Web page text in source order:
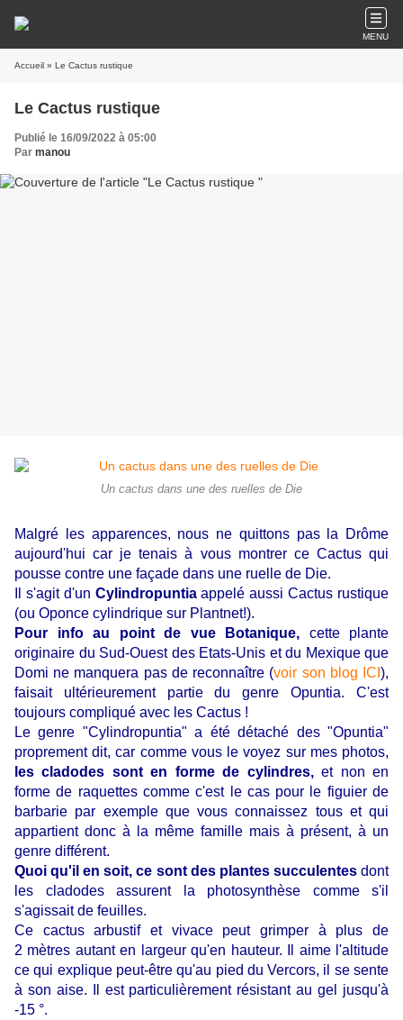
MENU
Accueil » Le Cactus rustique
Le Cactus rustique
Publié le 16/09/2022 à 05:00
Par manou
Un cactus dans une des ruelles de Die
Malgré les apparences, nous ne quittons pas la Drôme
aujourd'hui car je tenais à vous montrer ce Cactus qui
pousse contre une façade dans une ruelle de Die.
Il s'agit d'un Cylindropuntiaappelé aussi Cactus rustique
(ou Oponce cylindrique sur Plantnet!).
Pour info au point de vue Botanique, cette plante
originaire du Sud-Ouest des Etats-Unis et du Mexique que
Domi ne manquera pas de reconnaître (voir son blog ICI),
faisait ultérieurement partie du genre Opuntia. C'est
toujours compliqué avec les Cactus !
Le genre "Cylindropuntia" a été détaché des "Opuntia"
proprement dit, car comme vous le voyez sur mes photos,
les cladodes sont en forme de cylindres,et non en
forme de raquettes comme c'est le cas pour le figuier de
barbarie par exemple que vous connaissez tous et qui
appartient donc à la même famille mais à présent, à un
genre différent.
Quoi qu'il en soit, ce sont des plantes succulentesdont
les cladodes assurent la photosynthèse comme s'il
s'agissait de feuilles.
Ce cactus arbustif et vivace peut grimper à plus de
2 mètres autant en largeur qu'en hauteur. Il aime l'altitude
ce qui explique peut-être qu'au pied du Vercors, il se sente
à son aise. Il est particulièrement résistant au gel jusqu'à
-15 °.